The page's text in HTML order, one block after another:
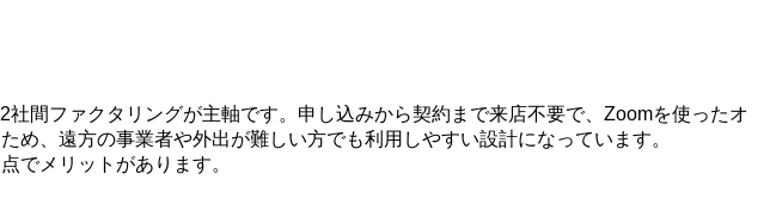
間ファクタリングが主軸です。申し込みから契約まで来店不要で、Zoomを使ったオ
、遠方の事業者や外出が難しい方でも利用しやすい設計になっています。
でメリットがあります。